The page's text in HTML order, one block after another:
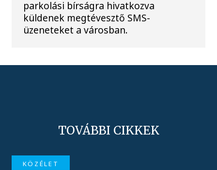
parkolási bírságra hivatkozva
küldenek megtévesztő SMS-
üzeneteket a városban.
TOVÁBBI CIKKEK
KÖZÉLET